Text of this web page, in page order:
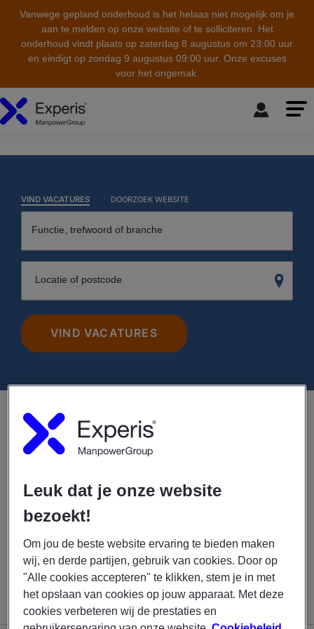
Vanwege gepland onderhoud is het helaas niet mogelijk om je
aan te melden op onze website of te solliciteren. Het
onderhoud vindt plaats op zaterdag 8 augustus om 23:00 uur
en eindigt op zondag 9 augustus 09:00 uur. Onze excuses
voor het ongemak.
skip to the main content
VIND VACATURES DOORZOEK WEBSITE
Functie, trefwoord of branche
Locatie of postcode
VIND VACATURES
Geen vacatures gevonden
CREËER ALERT VOOR
TOEKOMSTIGE VACATURES
Leuk dat je onze website
bezoekt!
Om jou de beste website ervaring te bieden maken
wij, en derde partijen, gebruik van cookies. Door op
"Alle cookies accepteren" te klikken, stem je in met
het opslaan van cookies op jouw apparaat. Met deze
cookies verbeteren wij de prestaties en